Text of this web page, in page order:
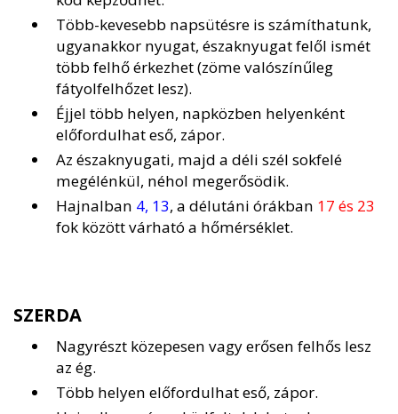
Több-kevesebb napsütésre is számíthatunk,
ugyanakkor nyugat, északnyugat felől ismét
több felhő érkezhet (zöme valószínűleg
fátyolfelhőzet lesz).
Éjjel több helyen, napközben helyenként
előfordulhat eső, zápor.
Az északnyugati, majd a déli szél sokfelé
megélénkül, néhol megerősödik.
Hajnalban 4, 13, a délutáni órákban 17 és 23
fok között várható a hőmérséklet.
SZERDA
Nagyrészt közepesen vagy erősen felhős lesz
az ég.
Több helyen előfordulhat eső, zápor.